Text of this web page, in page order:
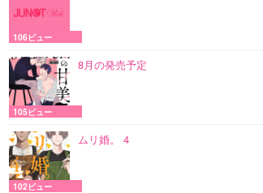
106ビュー
8月の発売予定
105ビュー
ムリ婚。 4
102ビュー